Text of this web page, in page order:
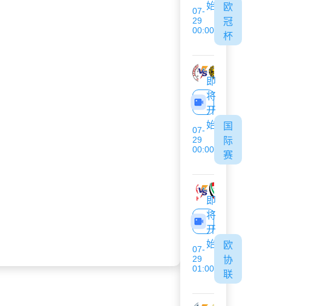
始
07-
29
00:00
欧
冠
杯
林肯红魔
即
将
开
始
07-
29
00:00
国
际
赛
吉尔吉斯斯坦U17
即
将
开
始
07-
29
01:00
欧
协
联